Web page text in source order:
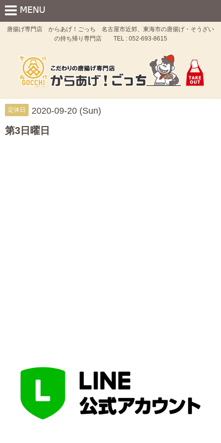
唐揚げ専門店 からあげ！ごっち 名古屋市近郊、東海市の唐揚げ・そうざい
の持ち帰り専門店 TEL : 052-693-8615
定休日 2020-09-20 (Sun)
第3日曜日